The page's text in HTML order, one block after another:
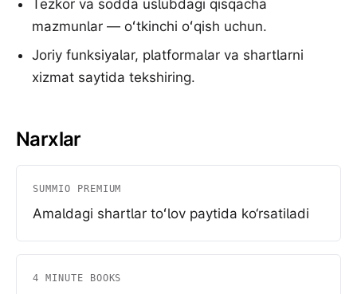
Tezkor va sodda uslubdagi qisqacha
mazmunlar — oʻtkinchi oʻqish uchun.
Joriy funksiyalar, platformalar va shartlarni
xizmat saytida tekshiring.
Narxlar
SUMMIO PREMIUM
Amaldagi shartlar toʻlov paytida ko‘rsatiladi
4 MINUTE BOOKS